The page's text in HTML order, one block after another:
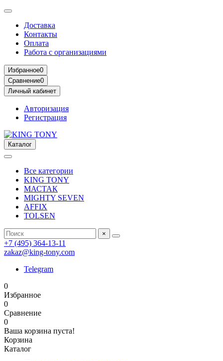
Доставка
Контакты
Оплата
Работа с организациями
Избранное0
Сравнение0
Личный кабинет
Авторизация
Регистрация
Каталог
Все категории
KING TONY
МАСТАК
MIGHTY SEVEN
AFFIX
TOLSEN
×
+7 (495) 364-13-11
zakaz@king-tony.com
Telegram
0
Избранное
0
Сравнение
0
Ваша корзина пуста!
Корзина
Каталог